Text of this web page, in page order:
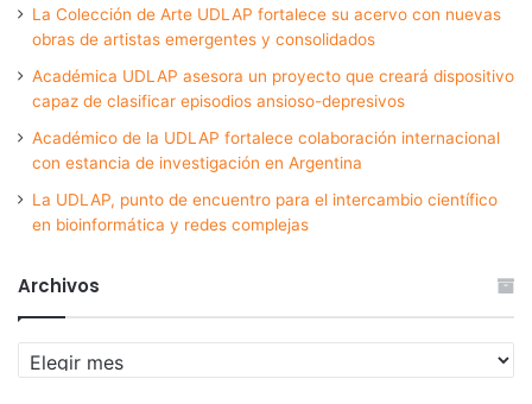
La Colección de Arte UDLAP fortalece su acervo con nuevas
obras de artistas emergentes y consolidados
Académica UDLAP asesora un proyecto que creará dispositivo
capaz de clasificar episodios ansioso-depresivos
Académico de la UDLAP fortalece colaboración internacional
con estancia de investigación en Argentina
La UDLAP, punto de encuentro para el intercambio científico
en bioinformática y redes complejas
Archivos
Archivos